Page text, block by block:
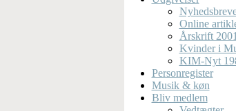
Online
Årskrift
Kvinder i
KIM-Nyt
Personregister
Musik & køn
Bliv medlem